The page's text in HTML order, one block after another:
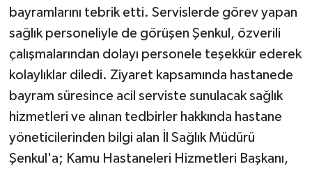
bayramlarını tebrik etti. Servislerde görev yapan
sağlık personeliyle de görüşen Şenkul, özverili
çalışmalarından dolayı personele teşekkür ederek
kolaylıklar diledi. Ziyaret kapsamında hastanede
bayram süresince acil serviste sunulacak sağlık
hizmetleri ve alınan tedbirler hakkında hastane
yöneticilerinden bilgi alan İl Sağlık Müdürü
Şenkul'a; Kamu Hastaneleri Hizmetleri Başkanı,